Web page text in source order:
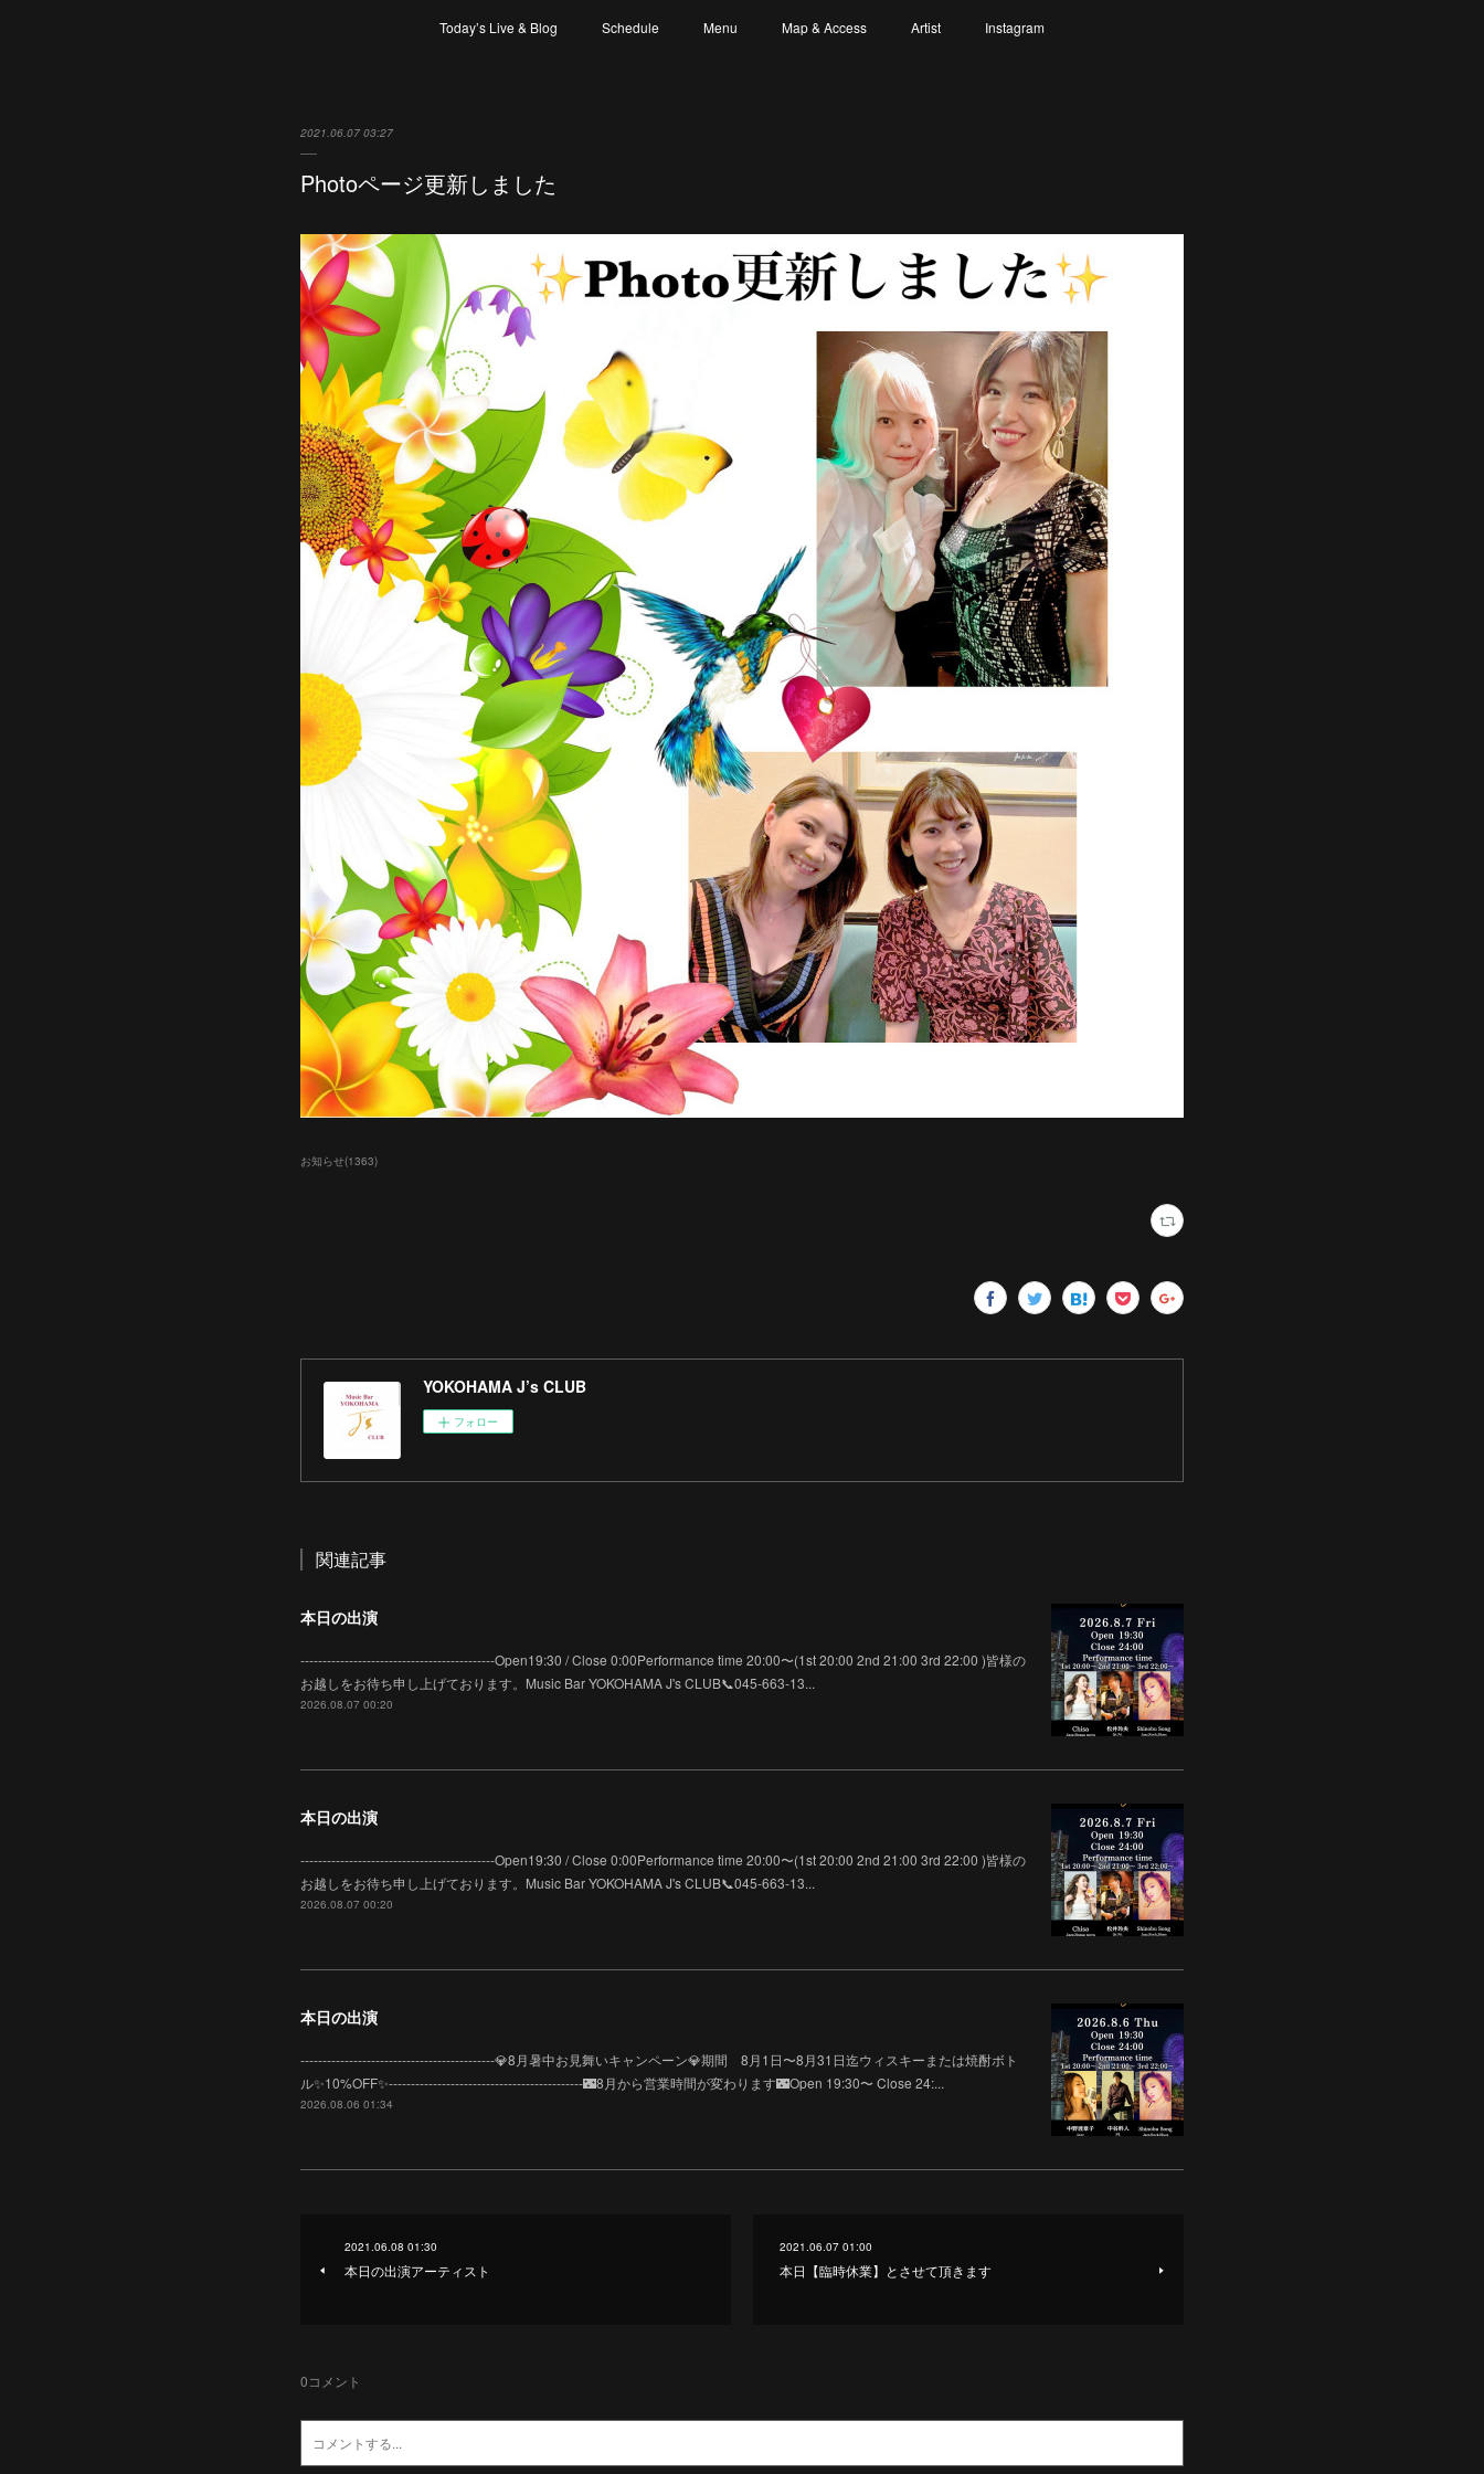
Today’s Live & Blog Schedule Menu Map & Access Artist Instagram
2021.06.07 03:27
Photoページ更新しました
お知らせ(1363)
YOKOHAMA J’s CLUB
フォロー
関連記事
本日の出演
--------------------------------------------Open19:30 / Close 0:00Performance time 20:00〜(1st 20:00 2nd 21:00 3rd 22:00 )皆様の
お越しをお待ち申し上げております。Music Bar YOKOHAMA J's CLUB📞045-663-13...
2026.08.07 00:20
本日の出演
--------------------------------------------Open19:30 / Close 0:00Performance time 20:00〜(1st 20:00 2nd 21:00 3rd 22:00 )皆様の
お越しをお待ち申し上げております。Music Bar YOKOHAMA J's CLUB📞045-663-13...
2026.08.07 00:20
本日の出演
--------------------------------------------💎8月暑中お見舞いキャンペーン💎期間 8月1日〜8月31日迄ウィスキーまたは焼酎ボト
ル✨10%OFF✨--------------------------------------------🌃8月から営業時間が変わります🌃Open 19:30〜 Close 24:...
2026.08.06 01:34
2021.06.08 01:30
本日の出演アーティスト
2021.06.07 01:00
本日【臨時休業】とさせて頂きます
0コメント